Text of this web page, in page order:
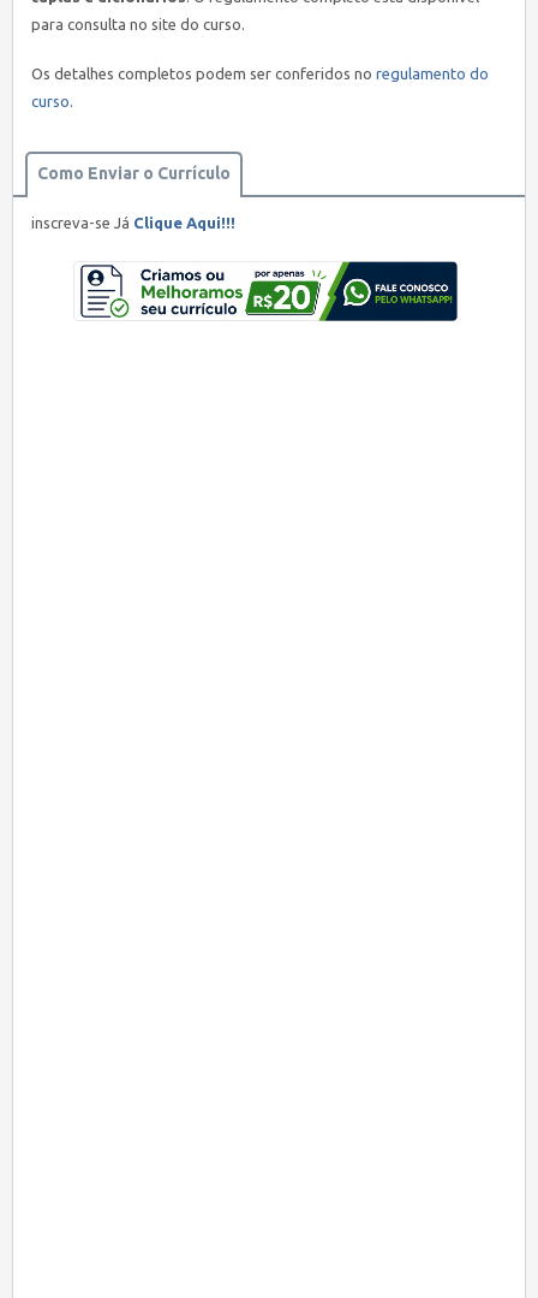
para consulta no site do curso.
Os detalhes completos podem ser conferidos no regulamento do
curso
Como Enviar o Currículo
inscreva-se Já Clique Aqui!!!